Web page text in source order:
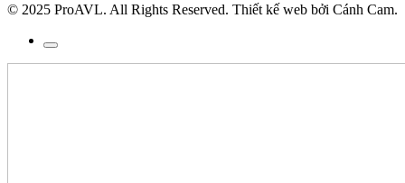
© 2025 ProAVL. All Rights Reserved. Thiết kế web bởi Cánh Cam.